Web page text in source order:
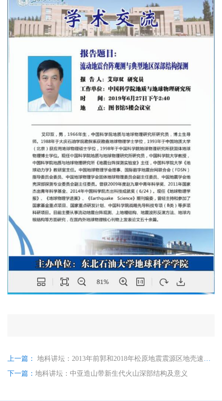
上一篇： 地科讲坛：2013年前郭和2018年松原地震震源区地壳速度结构与发震机理
下一篇： 地科讲坛：中亚造山带新生代火山深部结构及意义